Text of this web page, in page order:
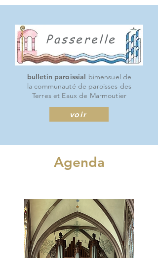
Passerelle
bulletin paroissial bimensuel de
la communauté de paroisses des
Terres et Eaux de Marmoutier
voir
Agenda